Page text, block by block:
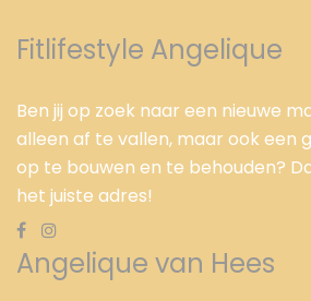
Fitlifestyle Angelique
Ben jij op zoek naar een nieuwe
alleen af te vallen, maar ook een
op te bouwen en te behouden?
het juiste adres!
Angelique van Hees